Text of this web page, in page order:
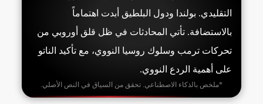
التقليدي. بولندا ودول البلطيق أبدت اهتماماً
بالاستضافة. تأتي المحادثات في ظل قلق أوروبي من
تحركات ترمب وسلوك روسيا النووي، مع تأكيد الناتو
على أهمية الردع النووي.
*ملخص بالذكاء الاصطناعي. تحقق من السياق في النص الأصلي.